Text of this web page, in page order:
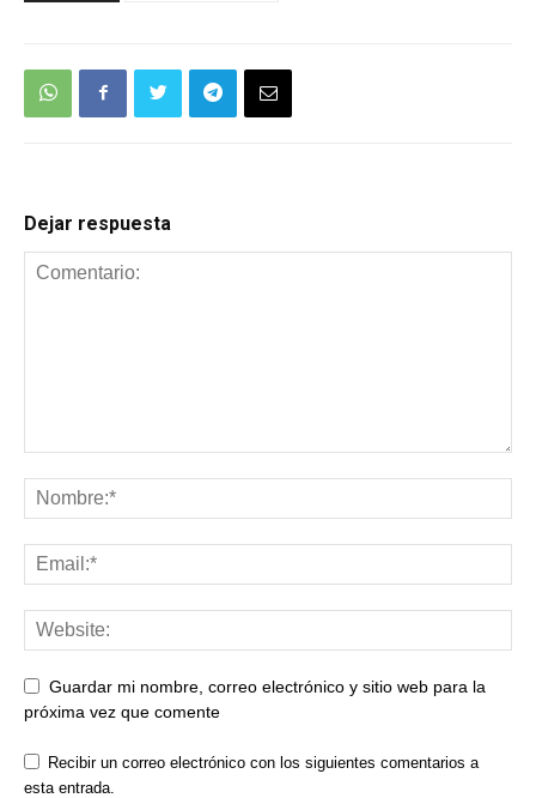
Dejar respuesta
Guardar mi nombre, correo electrónico y sitio web para la
próxima vez que comente
Recibir un correo electrónico con los siguientes comentarios a
esta entrada.